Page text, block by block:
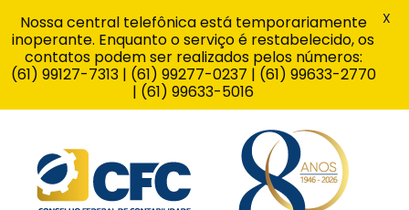
Nossa central telefônica está temporariamente
inoperante. Enquanto o serviço é restabelecido, os
contatos podem ser realizados pelos números:
(61) 99127-7313 | (61) 99277-0237 | (61) 99633-2770
| (61) 99633-5016
X